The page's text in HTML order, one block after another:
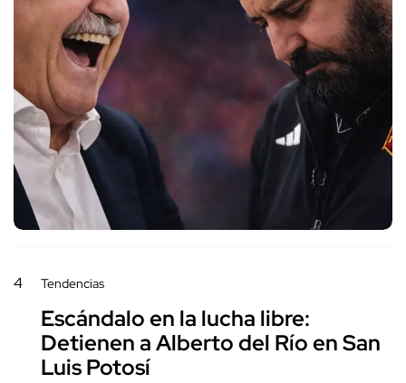
4 Tendencias
Escándalo en la lucha libre:
Detienen a Alberto del Río en San
Luis Potosí